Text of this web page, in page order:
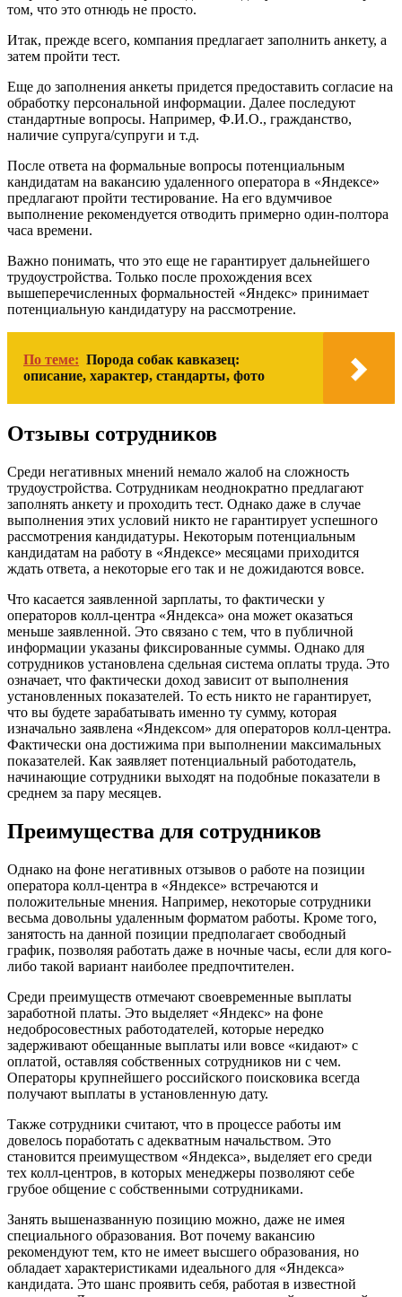
том, что это отнюдь не просто.
Итак, прежде всего, компания предлагает заполнить анкету, а
затем пройти тест.
Еще до заполнения анкеты придется предоставить согласие на
обработку персональной информации. Далее последуют
стандартные вопросы. Например, Ф.И.О., гражданство,
наличие супруга/супруги и т.д.
После ответа на формальные вопросы потенциальным
кандидатам на вакансию удаленного оператора в «Яндексе»
предлагают пройти тестирование. На его вдумчивое
выполнение рекомендуется отводить примерно один-полтора
часа времени.
Важно понимать, что это еще не гарантирует дальнейшего
трудоустройства. Только после прохождения всех
вышеперечисленных формальностей «Яндекс» принимает
потенциальную кандидатуру на рассмотрение.
По теме: Порода собак кавказец:
описание, характер, стандарты, фото
Отзывы сотрудников
Среди негативных мнений немало жалоб на сложность
трудоустройства. Сотрудникам неоднократно предлагают
заполнять анкету и проходить тест. Однако даже в случае
выполнения этих условий никто не гарантирует успешного
рассмотрения кандидатуры. Некоторым потенциальным
кандидатам на работу в «Яндексе» месяцами приходится
ждать ответа, а некоторые его так и не дожидаются вовсе.
Что касается заявленной зарплаты, то фактически у
операторов колл-центра «Яндекса» она может оказаться
меньше заявленной. Это связано с тем, что в публичной
информации указаны фиксированные суммы. Однако для
сотрудников установлена сдельная система оплаты труда. Это
означает, что фактически доход зависит от выполнения
установленных показателей. То есть никто не гарантирует,
что вы будете зарабатывать именно ту сумму, которая
изначально заявлена «Яндексом» для операторов колл-центра.
Фактически она достижима при выполнении максимальных
показателей. Как заявляет потенциальный работодатель,
начинающие сотрудники выходят на подобные показатели в
среднем за пару месяцев.
Преимущества для сотрудников
Однако на фоне негативных отзывов о работе на позиции
оператора колл-центра в «Яндексе» встречаются и
положительные мнения. Например, некоторые сотрудники
весьма довольны удаленным форматом работы. Кроме того,
занятость на данной позиции предполагает свободный
график, позволяя работать даже в ночные часы, если для кого-
либо такой вариант наиболее предпочтителен.
Среди преимуществ отмечают своевременные выплаты
заработной платы. Это выделяет «Яндекс» на фоне
недобросовестных работодателей, которые нередко
задерживают обещанные выплаты или вовсе «кидают» с
оплатой, оставляя собственных сотрудников ни с чем.
Операторы крупнейшего российского поисковика всегда
получают выплаты в установленную дату.
Также сотрудники считают, что в процессе работы им
довелось поработать с адекватным начальством. Это
становится преимуществом «Яндекса», выделяет его среди
тех колл-центров, в которых менеджеры позволяют себе
грубое общение с собственными сотрудниками.
Занять вышеназванную позицию можно, даже не имея
специального образования. Вот почему вакансию
рекомендуют тем, кто не имеет высшего образования, но
обладает характеристиками идеального для «Яндекса»
кандидата. Это шанс проявить себя, работая в известной